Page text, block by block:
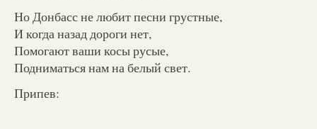
Но Донбасс не любит песни грустные,
И когда назад дороги нет,
Помогают ваши косы русые,
Подниматься нам на белый свет.
Припев: